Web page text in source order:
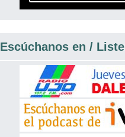
Escúchanos en /